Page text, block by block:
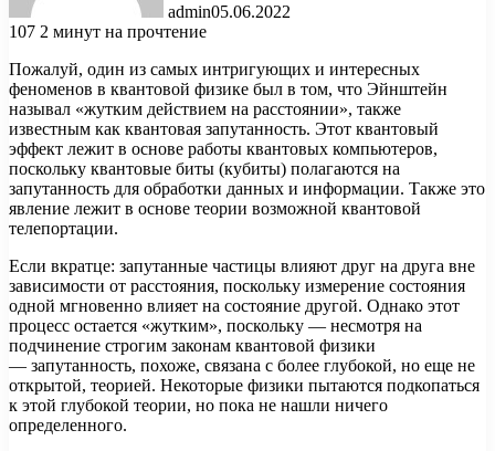
admin05.06.2022
107 2 минут на прочтение
Пожалуй, один из самых интригующих и интересных
феноменов в квантовой физике был в том, что Эйнштейн
называл «жутким действием на расстоянии», также
известным как квантовая запутанность. Этот квантовый
эффект лежит в основе работы квантовых компьютеров,
поскольку квантовые биты (кубиты) полагаются на
запутанность для обработки данных и информации. Также это
явление лежит в основе теории возможной квантовой
телепортации.
Если вкратце: запутанные частицы влияют друг на друга вне
зависимости от расстояния, поскольку измерение состояния
одной мгновенно влияет на состояние другой. Однако этот
процесс остается «жутким», поскольку — несмотря на
подчинение строгим законам квантовой физики
— запутанность, похоже, связана с более глубокой, но еще не
открытой, теорией. Некоторые физики пытаются подкопаться
к этой глубокой теории, но пока не нашли ничего
определенного.